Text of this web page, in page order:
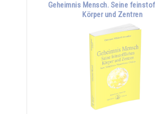
Geheimnis Mensch. Seine
Körper und Zentren